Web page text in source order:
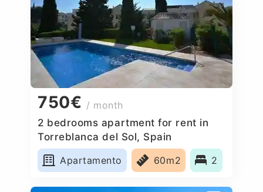
750€ / month
2 bedrooms apartment for rent in
Torreblanca del Sol, Spain
Apartamento
60m2 2